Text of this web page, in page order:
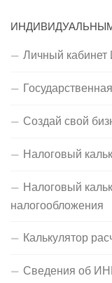
Личный
Создай свой
Налоговый
Налоговый
налогообложения
Калькулятор
Сведения об